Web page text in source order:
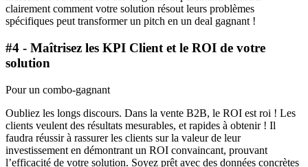
clairement comment votre solution résout leurs problèmes
spécifiques peut transformer un pitch en un deal gagnant !
#4 - Maîtrisez les KPI Client et le ROI de votre
solution
Pour un combo-gagnant
Oubliez les longs discours. Dans la vente B2B, le ROI est roi ! Les
clients veulent des résultats mesurables, et rapides à obtenir ! Il
faudra réussir à rassurer les clients sur la valeur de leur
investissement en démontrant un ROI convaincant, prouvant
l’efficacité de votre solution. Soyez prêt avec des données concrètes